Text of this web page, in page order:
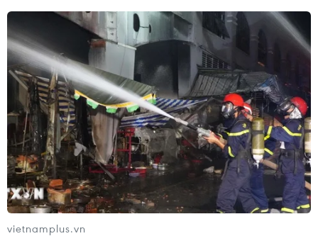
Ba vụ nổ trước thềm cuộc bầu cử giữa
nhiệm kỳ ở Philippines
13/05/2019 04:17
Ít nhất 3 vụ nổ đã làm rung chuyển thành phố Cotabato
và tỉnh lân cận Maguindanao ở Philippines, chỉ vài giờ
trước khi diễn ra cuộc bầu cử Quốc hội và các hội đồng
địa phương giữa nhiệm kỳ.
vietnamplus.vn